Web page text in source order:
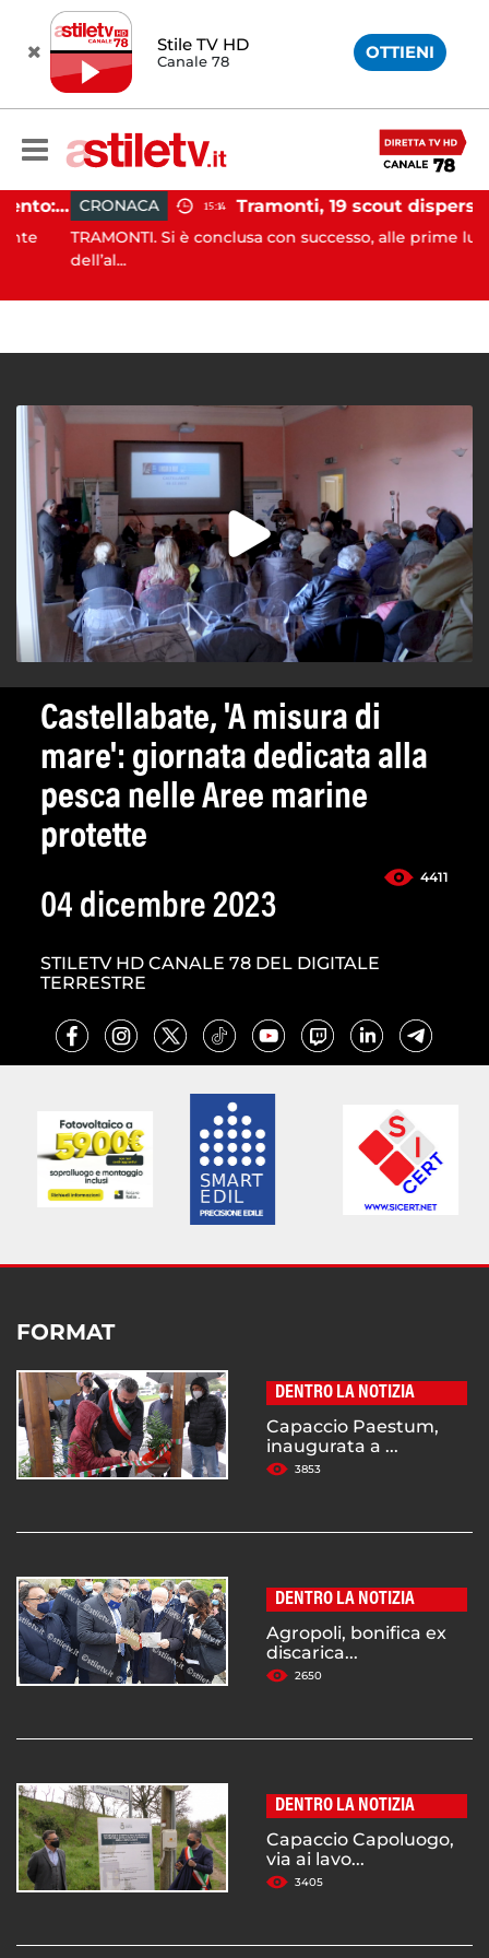
Stile TV HD
Canale 78 OTTIENI
Incidente agricolo nel Cilento: trattore si ribalta, muore 71enne CRONACA 15:14
TRAMONTI. Si è conclusa con successo, alle prime luci
dell’al...
Castellabate, 'A misura di
mare': giornata dedicata alla
pesca nelle Aree marine
protette
4411
04 dicembre 2023
STILETV HD CANALE 78 DEL DIGITALE
TERRESTRE
FORMAT
DENTRO LA NOTIZIA
Capaccio Paestum,
inaugurata a ...
3853
DENTRO LA NOTIZIA
Agropoli, bonifica ex
discarica...
2650
DENTRO LA NOTIZIA
Capaccio Capoluogo,
via ai lavo...
3405